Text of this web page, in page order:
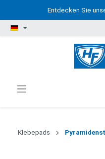
Entdecken Sie
Klebepads